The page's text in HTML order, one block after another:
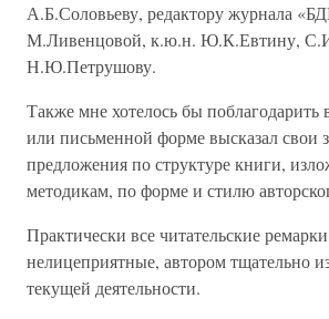
А.Б.Соловьеву, редактору журнала
М.Ливенцовой, к.ю.н. Ю.К.Евтину,
Н.Ю.Петрушову.
Также мне хотелось бы поблагодарить
или письменной форме высказал свои
предложения по структуре книги,
методикам, по форме и стилю
Практически все читательские
нелицеприятные, автором тщательно
текущей деятельности.